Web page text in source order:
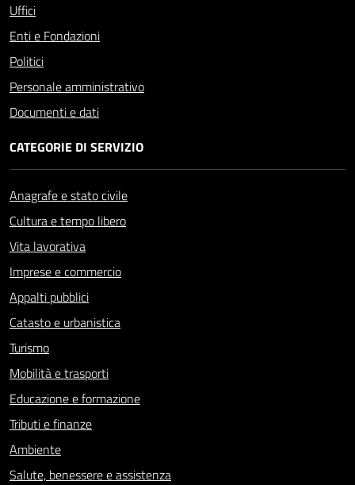
Uffici
Enti e Fondazioni
Politici
Personale amministrativo
Documenti e dati
CATEGORIE DI SERVIZIO
Anagrafe e stato civile
Cultura e tempo libero
Vita lavorativa
Imprese e commercio
Appalti pubblici
Catasto e urbanistica
Turismo
Mobilità e trasporti
Educazione e formazione
Tributi e finanze
Ambiente
Salute, benessere e assistenza